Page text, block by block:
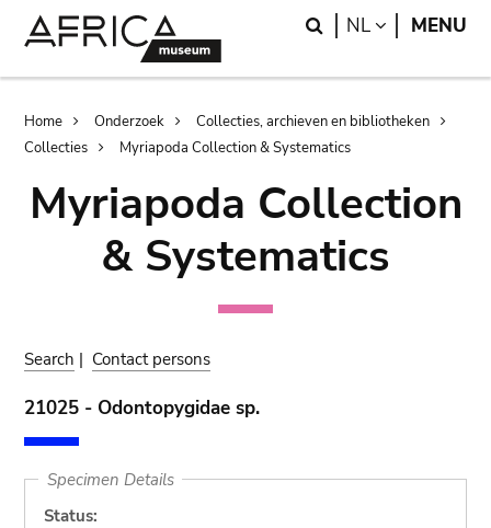
Search
NL LANGUAGE
MENU
Breadcrumb
Home Onderzoek
Collecties, archieven en bibliotheken
Collecties
Myriapoda Collection & Systematics
Myriapoda Collection
& Systematics
Search | Contact persons
21025 - Odontopygidae sp.
Specimen Details
Status: